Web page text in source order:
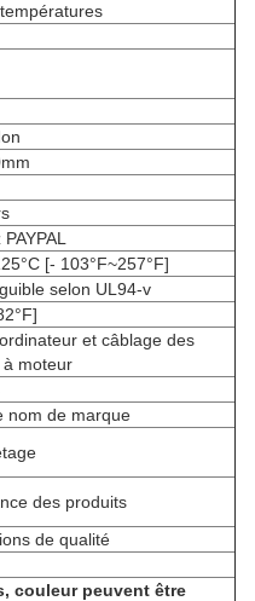
[- 103°F~257°F]
selon UL94-v
et câblage des
moteur
nom de marque
des produits
de qualité
couleur peuvent être